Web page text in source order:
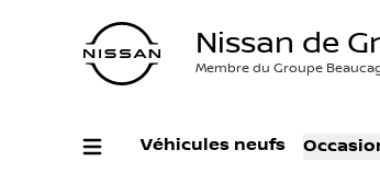
Nissan de
Membre du Groupe
Véhicules neufs